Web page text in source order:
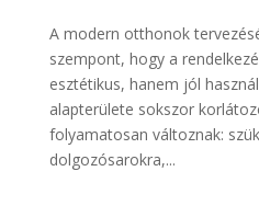
A modern otthonok
szempont, hogy a
esztétikus, hanem jól
alapterülete sokszor
folyamatosan változnak:
dolgozósarokra,...